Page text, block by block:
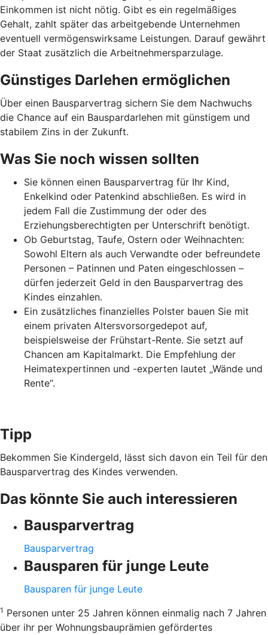
Einkommen ist nicht nötig. Gibt es ein regelmäßiges
Gehalt, zahlt später das arbeitgebende Unternehmen
eventuell vermögenswirksame Leistungen. Darauf gewährt
der Staat zusätzlich die Arbeitnehmer­spar­zulage.
Günstiges Darlehen ermöglichen
Über einen Bausparvertrag sichern Sie dem Nachwuchs
die Chance auf ein Bauspardarlehen mit günstigem und
stabilem Zins in der Zukunft.
Was Sie noch wissen sollten
Sie können einen Bausparvertrag für Ihr Kind,
Enkelkind oder Patenkind abschließen. Es wird in
jedem Fall die Zustimmung der oder des
Erziehungsberechtigten per Unterschrift benötigt.
Ob Geburtstag, Taufe, Ostern oder Weihnachten:
Sowohl Eltern als auch Verwandte oder befreundete
Personen – Patinnen und Paten eingeschlossen –
dürfen jederzeit Geld in den Bausparvertrag des
Kindes einzahlen.
Ein zusätzliches finanzielles Polster bauen Sie mit
einem privaten Altersvorsorgedepot auf,
beispielsweise der Frühstart-Rente. Sie setzt auf
Chancen am Kapitalmarkt. Die Empfehlung der
Heimatexpertinnen und -experten lautet „Wände und
Rente“.
Tipp
Bekommen Sie Kindergeld, lässt sich davon ein Teil für den
Bausparvertrag des Kindes verwenden.
Das könnte Sie auch interessieren
Bausparvertrag
Bausparvertrag
Bausparen für junge Leute
Bausparen für junge Leute
1 Personen unter 25 Jahren können einmalig nach 7 Jahren
über ihr per Wohnungsbauprämien gefördertes